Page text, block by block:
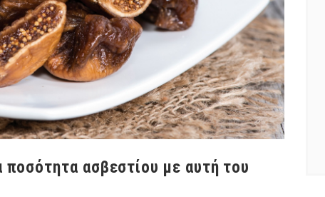
ασβεστίου με αυτή του